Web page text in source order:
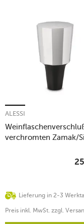
verchromten Zamak/
ALESSI
Lieferung in 2-3
Preis inkl. MwSt. zzgl.